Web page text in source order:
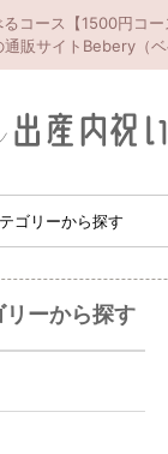
コース【1500円コ
販サイトBebery（ベ
ゴリーから探す
ーから探す